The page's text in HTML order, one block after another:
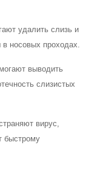
удалить слизь и
носовых проходах.
выводить
слизистых
вирус,
быстрому